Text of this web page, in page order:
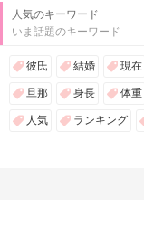
人気のキーワード
いま話題のキーワード
彼氏 結婚 現在
旦那 身長 体重
人気 ランキング